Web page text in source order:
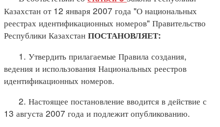
Казахстан от 12 января 2007 года "О национальных
реестрах идентификационных номеров" Правительство
Республики Казахстан ПОСТАНОВЛЯЕТ:
1. Утвердить прилагаемые Правила создания,
ведения и использования Национальных реестров
идентификационных номеров.
2. Настоящее постановление вводится в действие с
13 августа 2007 года и подлежит опубликованию.